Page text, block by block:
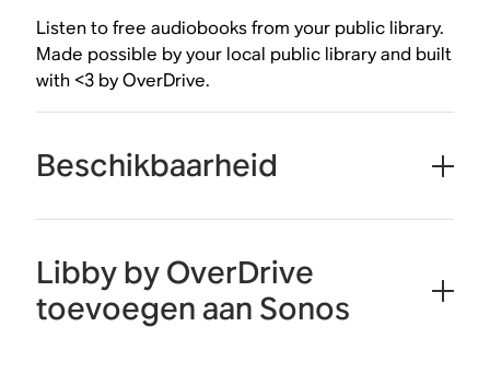
Listen to free audiobooks from your public library.
Made possible by your local public library and built
with <3 by OverDrive.
Beschikbaarheid
Libby by OverDrive
toevoegen aan Sonos